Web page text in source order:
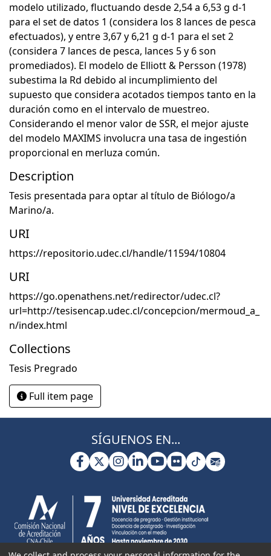
modelo utilizado, fluctuando desde 2,54 a 6,53 g d-1
para el set de datos 1 (considera los 8 lances de pesca
efectuados), y entre 3,67 y 6,21 g d-1 para el set 2
(considera 7 lances de pesca, lances 5 y 6 son
promediados). El modelo de Elliott & Persson (1978)
subestima la Rd debido al incumplimiento del
supuesto que considera acotados tiempos tanto en la
duración como en el intervalo de muestreo.
Considerando el menor valor de SSR, el mejor ajuste
del modelo MAXIMS involucra una tasa de ingestión
proporcional en merluza común.
Description
Tesis presentada para optar al título de Biólogo/a
Marino/a.
URI
https://repositorio.udec.cl/handle/11594/10804
URI
https://go.openathens.net/redirector/udec.cl?
url=http://tesisencap.udec.cl/concepcion/mermoud_a_
n/index.html
Collections
Tesis Pregrado
Full item page
SÍGUENOS EN...